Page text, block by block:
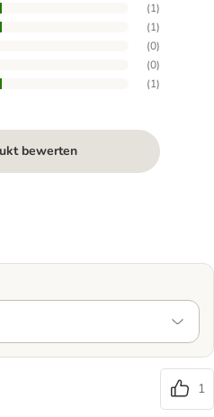
(1)
(1)
(0)
(0)
(1)
bewerten
1